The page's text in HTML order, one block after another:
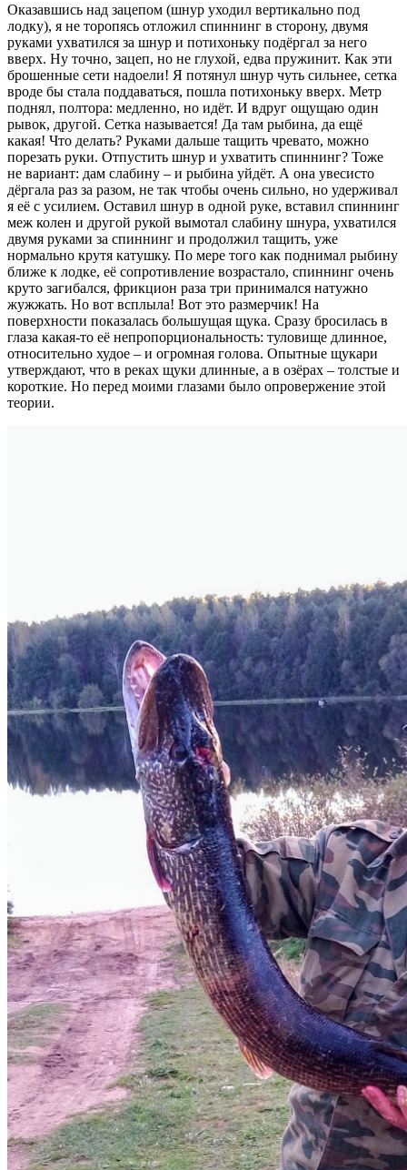
Оказавшись над зацепом (шнур уходил вертикально под
лодку), я не торопясь отложил спиннинг в сторону, двумя
руками ухватился за шнур и потихоньку подёргал за него
вверх. Ну точно, зацеп, но не глухой, едва пружинит. Как эти
брошенные сети надоели! Я потянул шнур чуть сильнее, сетка
вроде бы стала поддаваться, пошла потихоньку вверх. Метр
поднял, полтора: медленно, но идёт. И вдруг ощущаю один
рывок, другой. Сетка называется! Да там рыбина, да ещё
какая! Что делать? Руками дальше тащить чревато, можно
порезать руки. Отпустить шнур и ухватить спиннинг? Тоже
не вариант: дам слабину – и рыбина уйдёт. А она увесисто
дёргала раз за разом, не так чтобы очень сильно, но удерживал
я её с усилием. Оставил шнур в одной руке, вставил спиннинг
меж колен и другой рукой вымотал слабину шнура, ухватился
двумя руками за спиннинг и продолжил тащить, уже
нормально крутя катушку. По мере того как поднимал рыбину
ближе к лодке, её сопротивление возрастало, спиннинг очень
круто загибался, фрикцион раза три принимался натужно
жужжать. Но вот всплыла! Вот это размерчик! На
поверхности показалась большущая щука. Сразу бросилась в
глаза какая-то её непропорциональность: туловище длинное,
относительно худое – и огромная голова. Опытные щукари
утверждают, что в реках щуки длинные, а в озёрах – толстые и
короткие. Но перед моими глазами было опровержение этой
теории.